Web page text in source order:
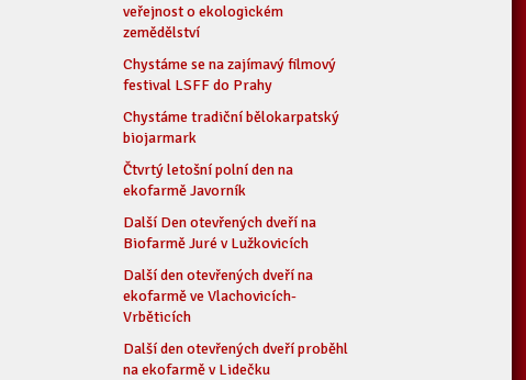
veřejnost o ekologickém
zemědělství
Chystáme se na zajímavý filmový
festival LSFF do Prahy
Chystáme tradiční bělokarpatský
biojarmark
Čtvrtý letošní polní den na
ekofarmě Javorník
Další Den otevřených dveří na
Biofarmě Juré v Lužkovicích
Další den otevřených dveří na
ekofarmě ve Vlachovicích-
Vrběticích
Další den otevřených dveří proběhl
na ekofarmě v Lidečku